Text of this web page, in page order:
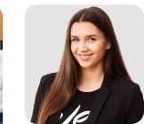
candidatures
des candidatures
par 10 à 15
candidat·es
qualifié·es par
jour — avec Join.